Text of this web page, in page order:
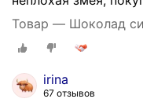
Товар — Шоколад
irina
67 отзывов